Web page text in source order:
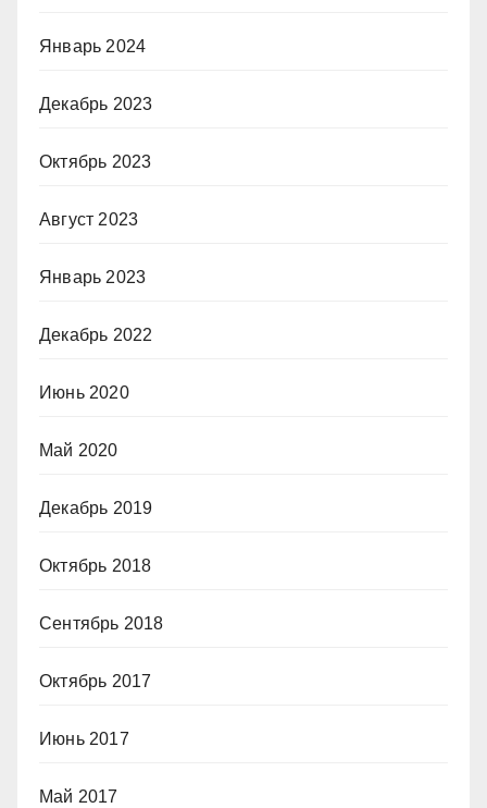
Январь 2024
Декабрь 2023
Октябрь 2023
Август 2023
Январь 2023
Декабрь 2022
Июнь 2020
Май 2020
Декабрь 2019
Октябрь 2018
Сентябрь 2018
Октябрь 2017
Июнь 2017
Май 2017